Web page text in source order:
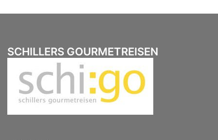
SCHILLERS GOURMETREISEN